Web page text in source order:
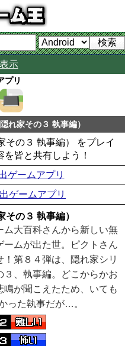
示
プリ
れ家その３ 執事編）
その３ 執事編） をプレイ
皆と共有しよう！
ゲームアプリ
ゲームアプリ
の３ 執事編）
ム大百科さんから新しい無
ームが出た世。ピクトさん
！第８４弾は、隠れ家シリ
３、執事編。どこからかお
鳴が聞こえたため、いても
った執事だが…。